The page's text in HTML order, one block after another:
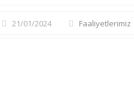
21/01/2024 Faaliyetlerimiz